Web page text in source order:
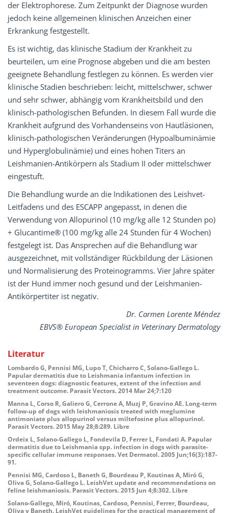
der Elektrophorese. Zum Zeitpunkt der Diagnose wurden
jedoch keine allgemeinen klinischen Anzeichen einer
Erkrankung festgestellt.
Es ist wichtig, das klinische Stadium der Krankheit zu
beurteilen, um eine Prognose abgeben und die am besten
geeignete Behandlung festlegen zu können. Es werden vier
klinische Stadien beschrieben: leicht, mittelschwer, schwer
und sehr schwer, abhängig vom Krankheitsbild und den
klinisch-pathologischen Befunden. In diesem Fall wurde die
Krankheit aufgrund des Vorhandenseins von Hautläsionen,
klinisch-pathologischen Veränderungen (Hypoalbuminämie
und Hyperglobulinämie) und eines hohen Titers an
Leishmanien-Antikörpern als Stadium II oder mittelschwer
eingestuft.
Die Behandlung wurde an die Indikationen des Leishvet-
Leitfadens und des ESCAPP angepasst, in denen die
Verwendung von Allopurinol (10 mg/kg alle 12 Stunden po)
+ Glucantime® (100 mg/kg alle 24 Stunden für 4 Wochen)
festgelegt ist. Das Ansprechen auf die Behandlung war
ausgezeichnet, mit vollständiger Rückbildung der Läsionen
und Normalisierung des Proteinogramms. Vier Jahre später
ist der Hund immer noch gesund und der Leishmanien-
Antikörpertiter ist negativ.
Dr. Carmen Lorente Méndez
EBVS® European Specialist in Veterinary Dermatology
Literatur
Lombardo G, Pennisi MG, Lupo T, Chicharro C, Solano-Gallego L.
Papular dermatitis due to Leishmania infantum infection in
seventeen dogs: diagnostic features, extent of the infection and
treatment outcome. Parasit Vectors. 2014 Mar 24;7:120
Manna L, Corso R, Galiero G, Cerrone A, Muzj P, Gravino AE. Long-term
follow-up of dogs with leishmaniosis treated with meglumine
antimoniate plus allopurinol versus miltefosine plus allopurinol.
Parasit Vectors. 2015 May 28;8:289. Libre
Ordeix L, Solano-Gallego L, Fondevila D, Ferrer L, Fondati A. Papular
dermatitis due to Leishmania spp. infection in dogs with parasite-
specific cellular immune responses. Vet Dermatol. 2005 Jun;16(3):187-
91.
Pennisi MG, Cardoso L, Baneth G, Bourdeau P, Koutinas A, Miró G,
Oliva G, Solano-Gallego L. LeishVet update and recommendations on
feline leishmaniosis. Parasit Vectors. 2015 Jun 4;8:302. Libre
Solano-Gallego, Miró, Koutinas, Cardoso, Pennisi, Ferrer, Bourdeau,
Oliva y Baneth. LeishVet guidelines for the practical management of